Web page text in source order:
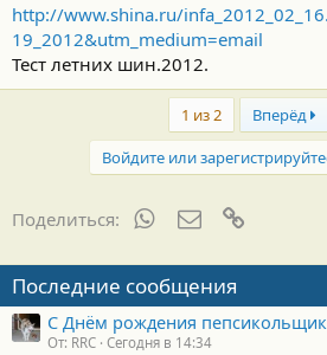
http://www.shina.ru/
19_2012&utm_medium=email
Тест летних шин.2012.
1 из 2 Вперёд
Войдите или
Поделиться: WhatsAppЭлектронная
Последние сообщения
С Днём рождения
От: RRC Сегодня в 14:34